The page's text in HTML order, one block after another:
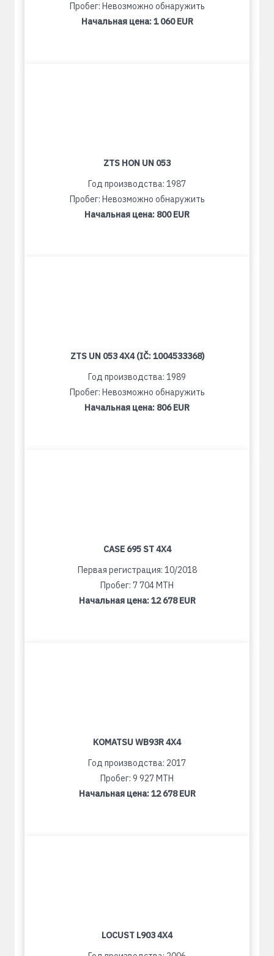
Пробег: Невозможно обнаружить
Начальная цена:1 060 EUR
ZTS HON UN 053
Год производства: 1987
Пробег: Невозможно обнаружить
Начальная цена: 800 EUR
ZTS UN 053 4X4 (IČ: 1004533368)
Год производства: 1989
Пробег: Невозможно обнаружить
Начальная цена: 806 EUR
CASE 695 ST 4X4
Первая регистрация: 10/2018
Пробег: 7 704 MTH
Начальная цена:12 678 EUR
KOMATSU WB93R 4X4
Год производства: 2017
Пробег: 9 927 MTH
Начальная цена:12 678 EUR
LOCUST L903 4X4